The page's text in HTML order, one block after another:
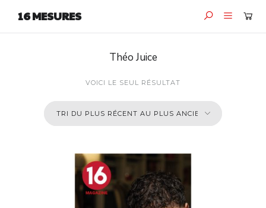
16 MESURES
Théo Juice
VOICI LE SEUL RÉSULTAT